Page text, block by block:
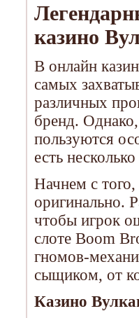
казино
В онлайн
самых
различных
бренд.
пользуются
есть
Начнем с того,
оригинально.
чтобы игрок
слоте Boom
гномов-
сыщиком, от
Казино